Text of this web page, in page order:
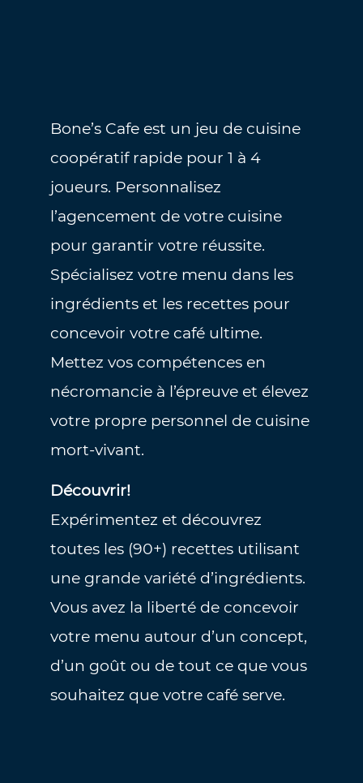
Bone’s Cafe est un jeu de cuisine
coopératif rapide pour 1 à 4
joueurs. Personnalisez
l’agencement de votre cuisine
pour garantir votre réussite.
Spécialisez votre menu dans les
ingrédients et les recettes pour
concevoir votre café ultime.
Mettez vos compétences en
nécromancie à l’épreuve et élevez
votre propre personnel de cuisine
mort-vivant.
Découvrir!
Expérimentez et découvrez
toutes les (90+) recettes utilisant
une grande variété d’ingrédients.
Vous avez la liberté de concevoir
votre menu autour d’un concept,
d’un goût ou de tout ce que vous
souhaitez que votre café serve.